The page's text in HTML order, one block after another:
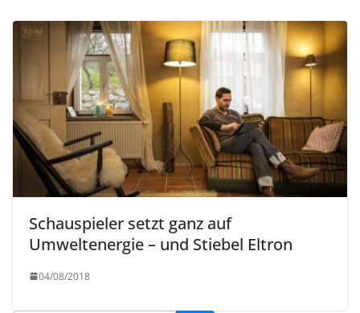
Schauspieler setzt ganz auf
Umweltenergie – und Stiebel Eltron
04/08/2018